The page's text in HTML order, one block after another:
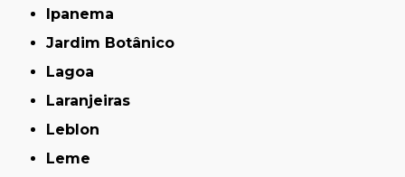
Ipanema
Jardim Botânico
Lagoa
Laranjeiras
Leblon
Leme